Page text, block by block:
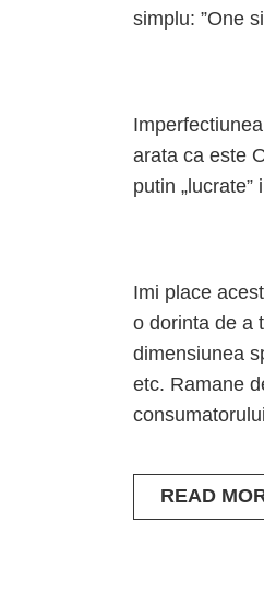
simplu: ”One
arata ca este
putin
Imi place
o dorinta de a
dimensiunea
etc. Ramane
READ